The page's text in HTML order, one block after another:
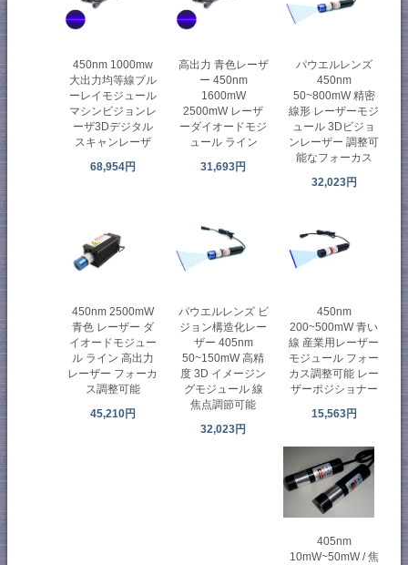
450nm 1000mw
大出力均等線ブル
ーレイモジュール
マシンビジョンレ
ーザ3Dデジタル
スキャンレーザ
68,954円
高出力 青色レーザ
ー 450nm
1600mW
2500mW レーザ
ーダイオードモジ
ュール ライン
31,693円
パウエルレンズ
450nm
50~800mW 精密
線形 レーザーモジ
ュール 3Dビジョ
ンレーザー 調整可
能なフォーカス
32,023円
450nm 2500mW
青色 レーザー ダ
イオードモジュー
ル ライン 高出力
レーザー フォーカ
ス調整可能
45,210円
パウエルレンズ ビ
ジョン構造化レー
ザー 405nm
50~150mW 高精
度 3D イメージン
グモジュール 線
焦点調節可能
32,023円
450nm
200~500mW 青い
線 産業用レーザー
モジュール フォー
カス調整可能 レー
ザーポジショナー
15,563円
405nm
10mW~50mW / 焦